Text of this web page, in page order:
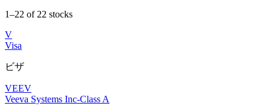
1–22 of 22 stocks
V
Visa
ビザ
VEEV
Veeva Systems Inc-Class A